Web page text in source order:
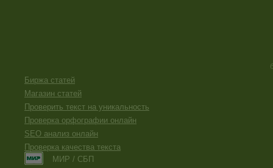
Биржа статей
Магазин статей
Проверить текст на уникальность
Проверка орфографии онлайн
SEO анализ онлайн
Проверка качества текста
МИР / СБП